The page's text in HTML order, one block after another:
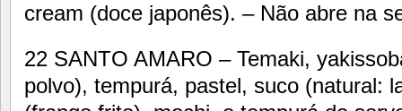
cream (doce japonês). – Não abre na
22 SANTO AMARO – Temaki,
polvo), tempurá, pastel, suco (natural: